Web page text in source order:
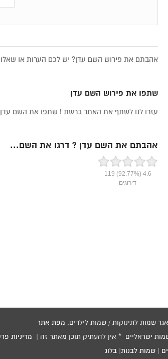
אהבתם את פירוש השם עדן? יש לכם הערות או
שתפו את פירוש השם עדן
עזרו לנו לשתף את האתר ברשת ! שתפו את השם
אהבתם את השם עדן ? דרגו את השם...
4.6
(92.77%)
119
דירוגים
מפת אתר
שמות ישראליים * אין להעתיק תוכן מאתר זה | מדיניות
|שמות לבנות בלוג